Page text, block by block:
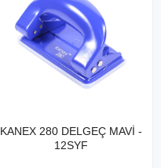
KANEX 280 DELGEÇ MAVİ -
12SYF